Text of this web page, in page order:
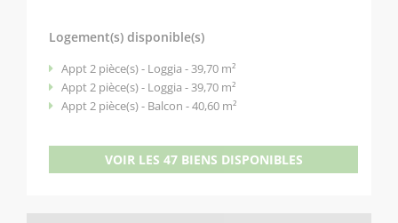
Logement(s) disponible(s)
Appt 2 pièce(s) - Loggia - 39,70 m²
Appt 2 pièce(s) - Loggia - 39,70 m²
Appt 2 pièce(s) - Balcon - 40,60 m²
VOIR LES 47 BIENS DISPONIBLES